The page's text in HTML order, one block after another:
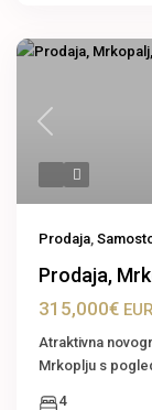
Previous
Prodaja,
Prodaja,
315,000€ EUR
Atraktivna
Mrkoplju s
4